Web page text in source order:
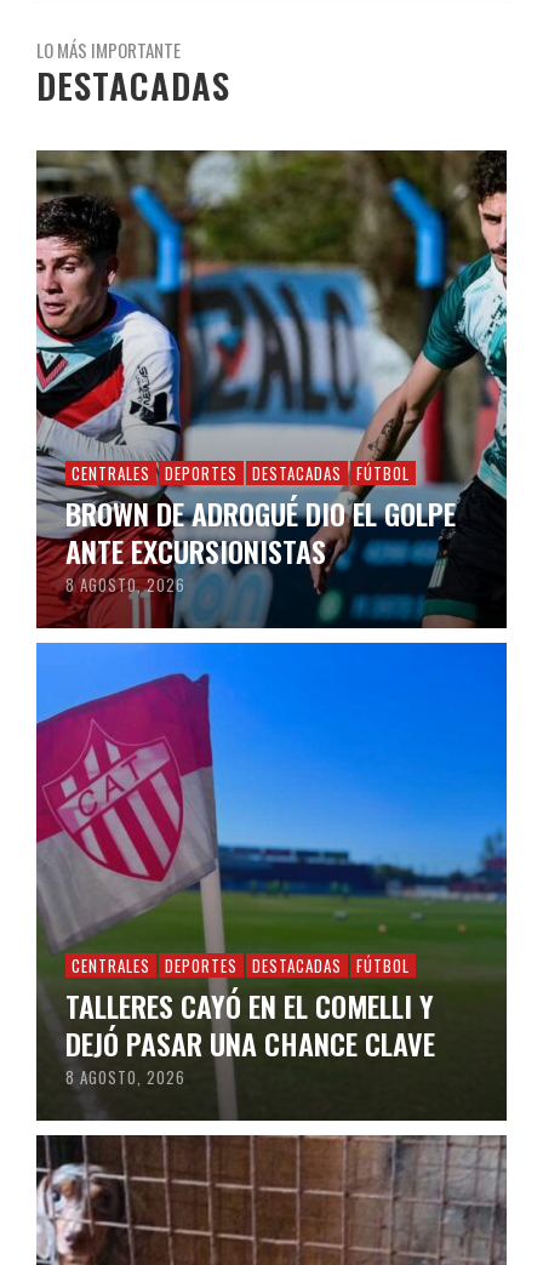
LO MÁS IMPORTANTE
DESTACADAS
CENTRALES DEPORTES DESTACADAS FÚTBOL
BROWN DE ADROGUÉ DIO EL GOLPE
ANTE EXCURSIONISTAS
8 AGOSTO, 2026
CENTRALES DEPORTES DESTACADAS FÚTBOL
TALLERES CAYÓ EN EL COMELLI Y
DEJÓ PASAR UNA CHANCE CLAVE
8 AGOSTO, 2026